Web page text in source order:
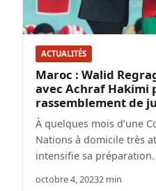
ACTUALITÉS
Maroc : Walid
avec Achraf Hakimi
rassemblement de
À quelques mois d’une
Nations à domicile très
intensifie sa
octobre 4, 20232 min